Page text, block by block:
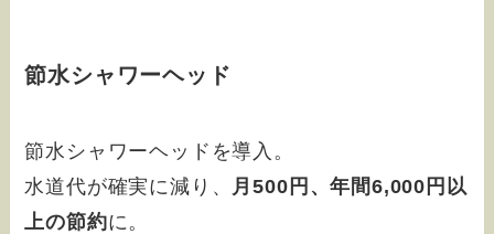
節水シャワーヘッド
節水シャワーヘッドを導入。
水道代が確実に減り、
月500円、年間6,000円以
上の節約に。